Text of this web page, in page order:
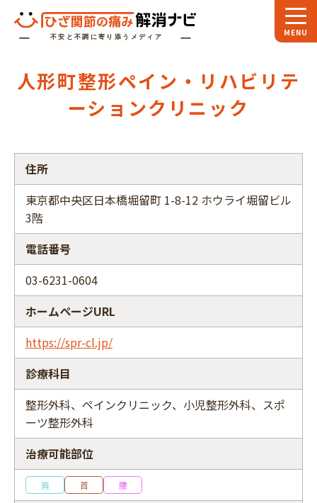
スペシャル 対談
関節大全
ひざ関節ナビについて
フリーワード
人形町整形ペイン・リハビリテ
ーションクリニック
住所
東京都中央区日本橋堀留町 1-8-12 ホウライ堀留ビル
3階
電話番号
03-6231-0604
ホームページURL
https://spr-cl.jp/
診療科目
整形外科、ペインクリニック、小児整形外科、スポ
ーツ整形外科
治療可能部位
肩 首 腰